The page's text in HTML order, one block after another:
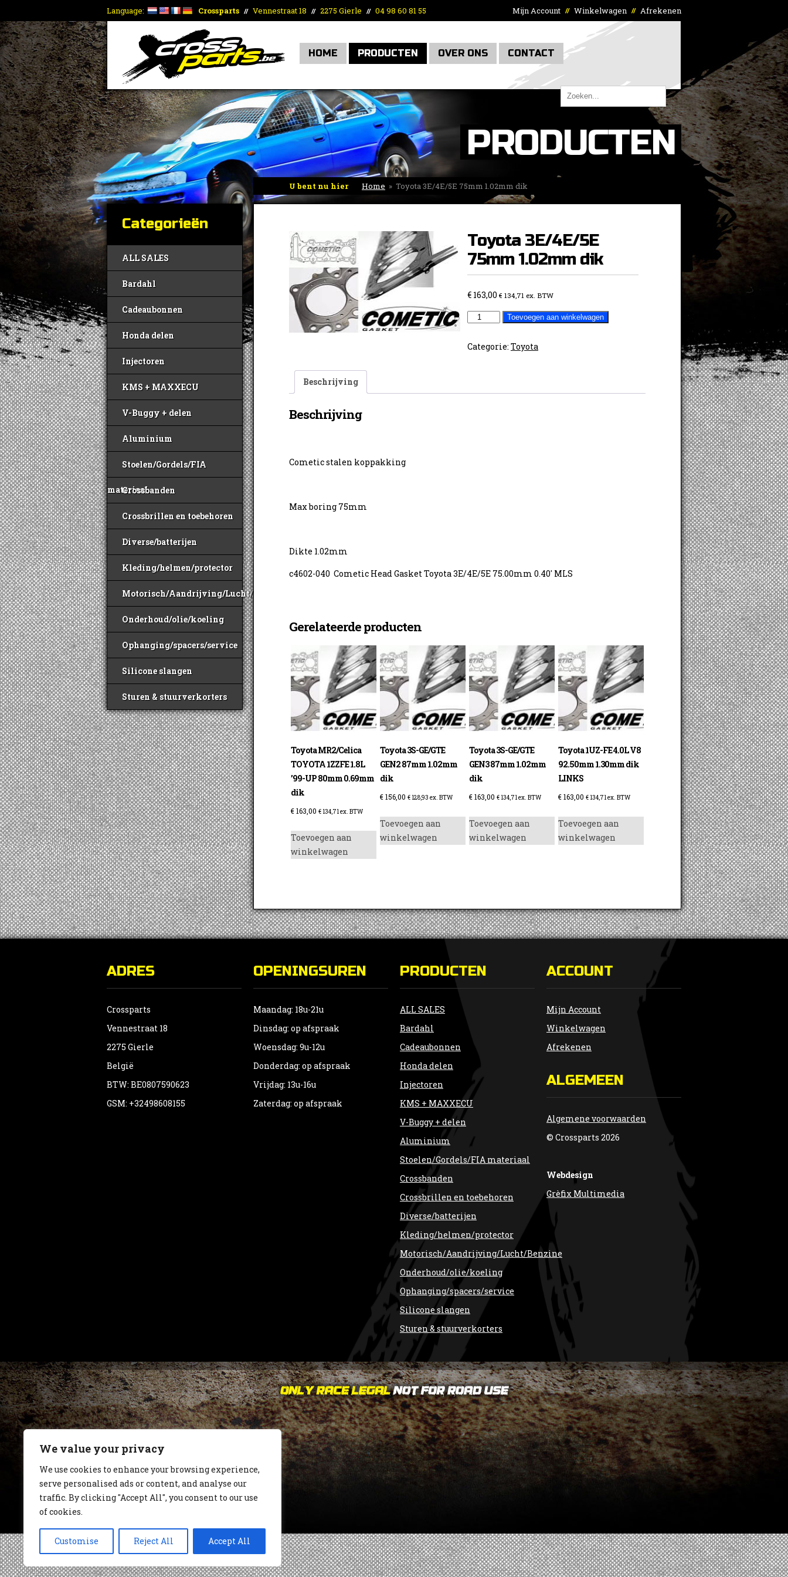
We value your privacy
We use cookies to enhance your browsing experience,
serve personalised ads or content, and analyse our
traffic. By clicking "Accept All", you consent to our use
of cookies.
Customise Reject All Accept All
Language: Crossparts // Vennestraat 18 // 2275 Gierle // 04 98 60 81 55 Mijn Account // Winkelwagen // Afrekenen
HOME PRODUCTEN OVER ONS CONTACT
PRODUCTEN
U bent nu hier Home » Toyota 3E/4E/5E 75mm 1.02mm dik
Categorieën
ALL SALES
Bardahl
Cadeaubonnen
Honda delen
Injectoren
KMS + MAXXECU
V-Buggy + delen
Aluminium
Stoelen/Gordels/FIA
materiaal
Crossbanden
Crossbrillen en toebehoren
Diverse/batterijen
Kleding/helmen/protector
Motorisch/Aandrijving/Lucht/Benzine
Onderhoud/olie/koeling
Ophanging/spacers/service
Silicone slangen
Sturen & stuurverkorters
Toyota 3E/4E/5E
75mm 1.02mm dik
€163,00 € 134,71ex. BTW
Toyota
75mm
Toevoegen aan winkelwagen
Categorie: Toyota
Beschrijving
Beschrijving
Cometic stalen koppakking
Max boring 75mm
Dikte 1.02mm
c4602-040 Cometic Head Gasket Toyota 3E/4E/5E 75.00mm 0.40′ MLS
Gerelateerde producten
Toyota MR2/Celica
TOYOTA 1ZZFE 1.8L
’99-UP 80mm 0.69mm
dik
€163,00 € 134,71 ex. BTW
Toevoegen aan
winkelwagen
Toyota 3S-GE/GTE
GEN2 87mm 1.02mm
dik
€156,00 € 128,93 ex. BTW
Toevoegen aan
winkelwagen
Toyota 3S-GE/GTE
GEN3 87mm 1.02mm
dik
€163,00 €134,71 ex. BTW
Toevoegen aan
winkelwagen
Toyota 1UZ-FE 4.0L V8
92.50mm 1.30mm dik
LINKS
€163,00 €134,71 ex. BTW
Toevoegen aan
winkelwagen
ADRES
Crossparts
Vennestraat 18
2275 Gierle
België
BTW: BE0807590623
GSM: +32498608155
OPENINGSUREN
Maandag: 18u-21u
Dinsdag: op afspraak
Woensdag: 9u-12u
Donderdag: op afspraak
Vrijdag: 13u-16u
Zaterdag: op afspraak
PRODUCTEN
ALL SALES
Bardahl
Cadeaubonnen
Honda delen
Injectoren
KMS + MAXXECU
V-Buggy + delen
Aluminium
Stoelen/Gordels/FIA materiaal
Crossbanden
Crossbrillen en toebehoren
Diverse/batterijen
Kleding/helmen/protector
Motorisch/Aandrijving/Lucht/Benzine
Onderhoud/olie/koeling
Ophanging/spacers/service
Silicone slangen
Sturen & stuurverkorters
ACCOUNT
Mijn Account
Winkelwagen
Afrekenen
ALGEMEEN
Algemene voorwaarden
© Crossparts 2026
Webdesign
Grèfix Multimedia